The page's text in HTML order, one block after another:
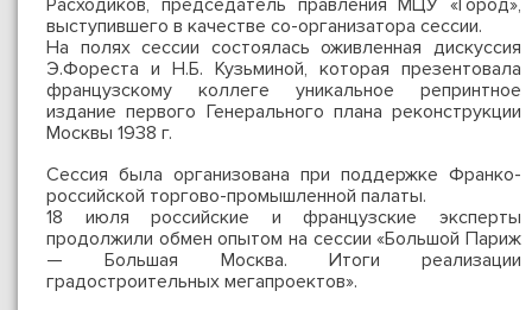
Расходиков, председатель правления МЦУ «Город»,
выступившего в качестве со-организатора сессии.
На полях сессии состоялась оживленная дискуссия
Э.Фореста и Н.Б. Кузьминой, которая презентовала
французскому коллеге уникальное репринтное
издание первого Генерального плана реконструкции
Москвы 1938 г.
Сессия была организована при поддержке Франко-
российской торгово-промышленной палаты.
18 июля российские и французские эксперты
продолжили обмен опытом на сессии «Большой Париж
— Большая Москва. Итоги реализации
градостроительных мегапроектов».